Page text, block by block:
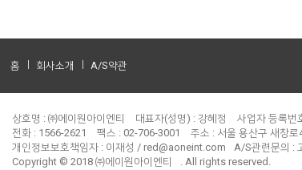
홈 회사소개 A/S약관
상호명 : ㈜에이원아이엔티 대표자(성명) : 강혜정 사업자 등록번
전화 : 1566-2621
팩스 : 02-706-3001
주소 : 서울 용산구 새창
개인정보보호책임자 : 이재성 / red@aoneint.com A/S관련문의 :
Copyright © 2018 ㈜에이원아이엔티 . All rights reserved.